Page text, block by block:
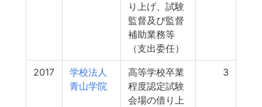
り上げ、試験
監督及び監督
補助業務等
（支出委任）
2017
学校法人
青山学院
高等学校卒業
程度認定試験
会場の借り上
3